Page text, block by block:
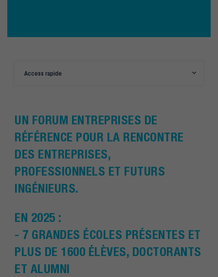
Access rapide
UN FORUM ENTREPRISES DE
RÉFÉRENCE POUR LA RENCONTRE
DES ENTREPRISES,
PROFESSIONNELS ET FUTURS
INGÉNIEURS.
EN 2025 :
- 7 GRANDES ÉCOLES PRÉSENTES ET
PLUS DE 1600 ÉLÈVES, DOCTORANTS
ET ALUMNI